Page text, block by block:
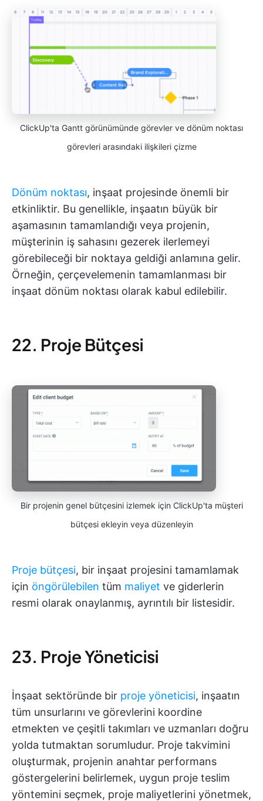
ClickUp'ta Gantt görünümünde görevler ve dönüm noktası
görevleri arasındaki ilişkileri çizme
Dönüm noktası, inşaat projesinde önemli bir
etkinliktir. Bu genellikle, inşaatın büyük bir
aşamasının tamamlandığı veya projenin,
müşterinin iş sahasını gezerek ilerlemeyi
görebileceği bir noktaya geldiği anlamına gelir.
Örneğin, çerçevelemenin tamamlanması bir
inşaat dönüm noktası olarak kabul edilebilir.
22. Proje Bütçesi
Bir projenin genel bütçesini izlemek için ClickUp'ta müşteri
bütçesi ekleyin veya düzenleyin
Proje bütçesi, bir inşaat projesini tamamlamak
için öngörülebilen tüm maliyet ve giderlerin
resmi olarak onaylanmış, ayrıntılı bir listesidir.
23. Proje Yöneticisi
İnşaat sektöründe bir proje yöneticisi, inşaatın
tüm unsurlarını ve görevlerini koordine
etmekten ve çeşitli takımları ve uzmanları doğru
yolda tutmaktan sorumludur. Proje takvimini
oluşturmak, projenin anahtar performans
göstergelerini belirlemek, uygun proje teslim
yöntemini seçmek, proje maliyetlerini yönetmek,